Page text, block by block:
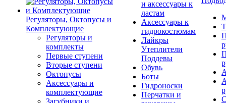
Регуляторы, Октопусы и
Комплектующие
Регуляторы и
комплекты
Первые ступени
Вторые ступени
Октопусы
Аксессуары и
комплектующие
Загубники и
и аксессуары к
ластам
Аксессуары к
гидрокостюмам
Лайкры
Утеплители
Поддевы
Обувь
Боты
Гидроноски
Перчатки и